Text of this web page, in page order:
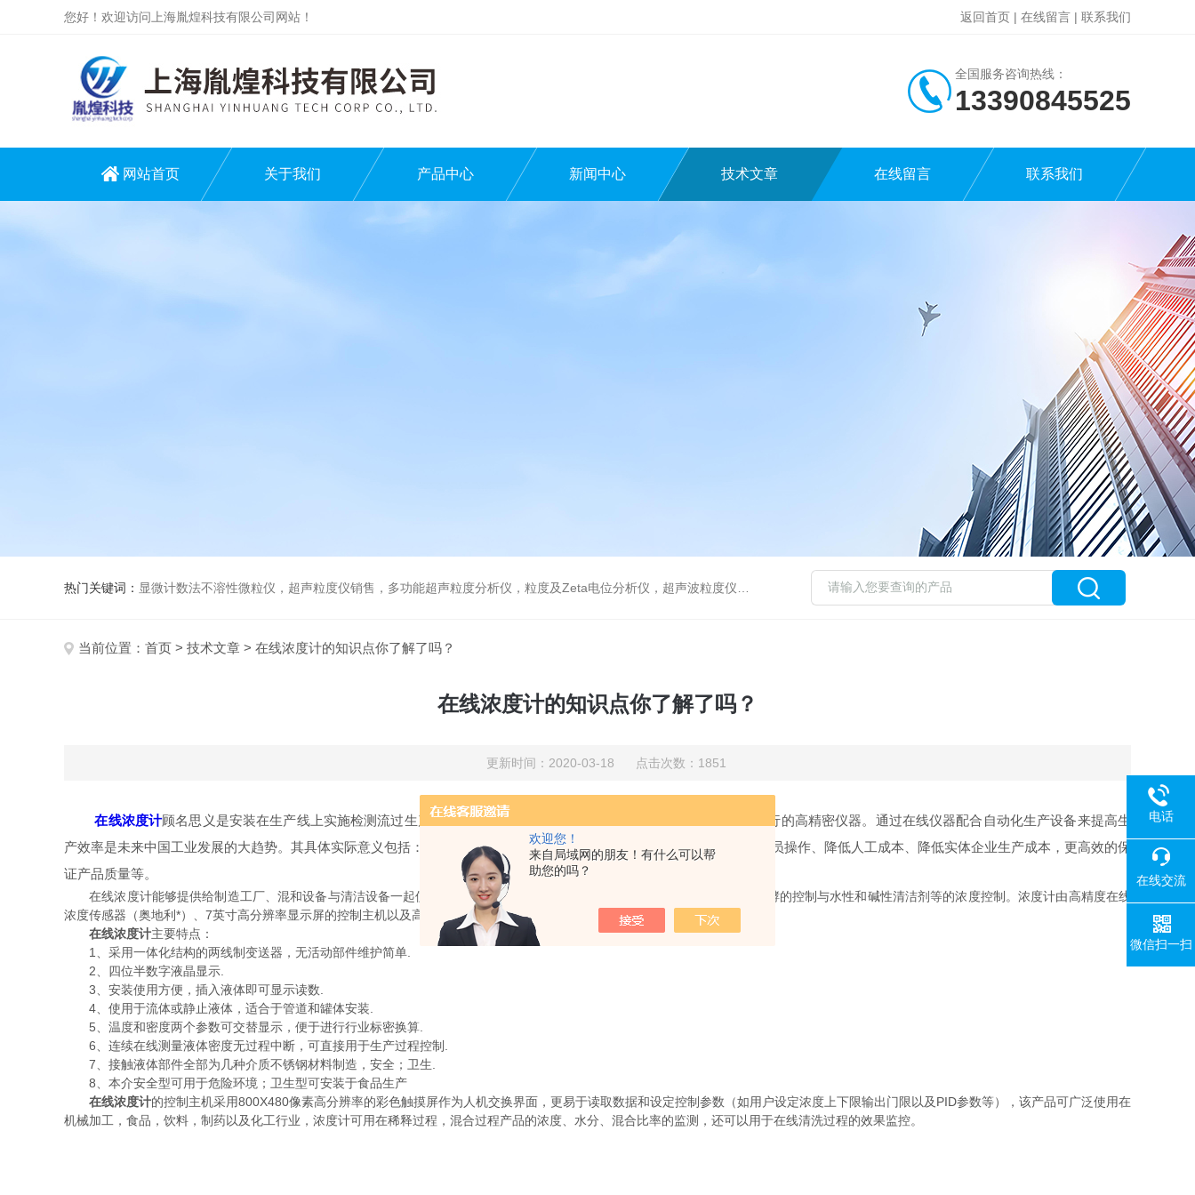
欢迎您！
来自局域网的朋友！有什么可以帮
助您的吗？
您好！欢迎访问上海胤煌科技有限公司网站！ 返回首页 | 在线留言 | 联系我们
全国服务咨询热线：
13390845525
网站首页 关于我们 产品中心 新闻中心 技术文章 在线留言 联系我们
热门关键词： 显微计数法不溶性微粒仪，超声粒度仪销售，多功能超声粒度分析仪，粒度及Zeta电位分析仪，超声波粒度仪，澄清度检查专用伞棚灯，伞棚灯，超声粒度仪超声电位分析仪
当前位置： 首页 > 技术文章 > 在线浓度计的知识点你了解了吗？
在线浓度计的知识点你了解了吗？
更新时间：2020-03-18 点击次数：1851
在线浓度计顾名思义是安装在生产线上实施检测流过生产线管道或罐体的样品，保证样品合格率和生产工艺正常运行的高精密仪器。通过在线仪器配合自动化生产设备来提高生
产效率是未来中国工业发展的大趋势。其具体实际意义包括：在线的实施监测、人工自动化程度高、更直观的指导工艺人员操作、降低人工成本、降低实体企业生产成本，更高效的保
证产品质量等。
在线浓度计能够提供给制造工厂、混和设备与清洁设备一起使用以持续测量和控制各式液体的浓度。适用于混和、浓缩、发酵的控制与水性和碱性清洁剂等的浓度控制。浓度计由高精度在线
浓度传感器（奥地利*）、7英寸高分辨率显示屏的控制主机以及高压自动清洗组件等几部分组成。
在线浓度计主要特点：
1、采用一体化结构的两线制变送器，无活动部件维护简单.
2、四位半数字液晶显示.
3、安装使用方便，插入液体即可显示读数.
4、使用于流体或静止液体，适合于管道和罐体安装.
5、温度和密度两个参数可交替显示，便于进行行业标密换算.
6、连续在线测量液体密度无过程中断，可直接用于生产过程控制.
7、接触液体部件全部为几种介质不锈钢材料制造，安全；卫生.
8、本介安全型可用于危险环境；卫生型可安装于食品生产
在线浓度计的控制主机采用800X480像素高分辨率的彩色触摸屏作为人机交换界面，更易于读取数据和设定控制参数（如用户设定浓度上下限输出门限以及PID参数等），该产品可广泛使用在
机械加工，食品，饮料，制药以及化工行业，浓度计可用在稀释过程，混合过程产品的浓度、水分、混合比率的监测，还可以用于在线清洗过程的效果监控。
电话
在线交流
微信扫一扫